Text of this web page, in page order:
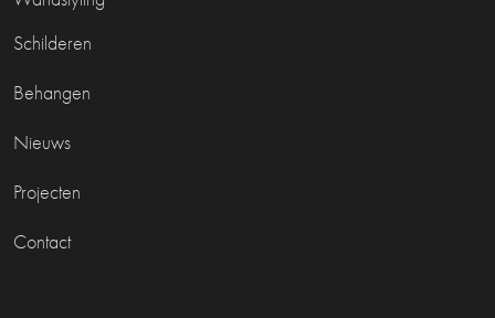
Schilderen
Behangen
Nieuws
Projecten
Contact